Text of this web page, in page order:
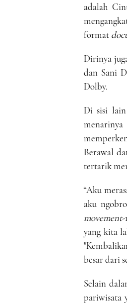
adalah
format
Dirinya
dan Sani
Dolby.
Di sisi
Berawal
tertarik
“Aku
aku
movement-
yang kita
besar dari
Selain
pariwisata